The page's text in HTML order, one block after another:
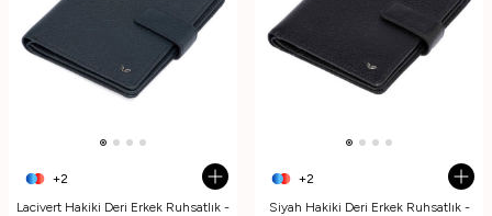
+2
Lacivert Hakiki Deri Erkek Ruhsatlık -
+2
Siyah Hakiki Deri Erkek Ruhsatlık -